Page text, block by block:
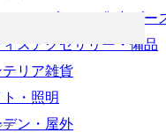
ソナルブース・集中ブー
ィスアクセサリー・備品
テリア雑貨
・照明
ン・屋外
チ